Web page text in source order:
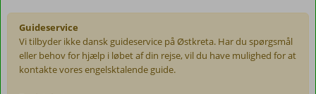
Guideservice
Vi tilbyder ikke dansk guideservice på Østkreta. Har du spørgsmål
eller behov for hjælp i løbet af din rejse, vil du have mulighed for at
kontakte vores engelsktalende guide.